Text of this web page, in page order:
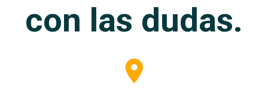
con las dudas.